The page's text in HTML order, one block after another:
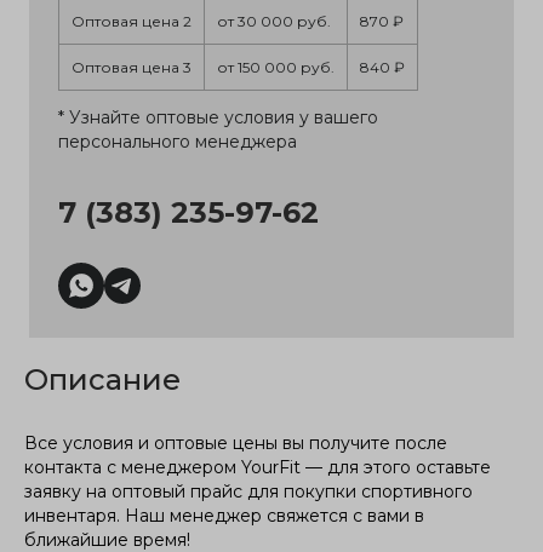
Оптовая цена 2 от 30 000 руб. 870 ₽
Оптовая цена 3 от 150 000 руб. 840 ₽
* Узнайте оптовые условия у вашего
персонального менеджера
7 (383) 235-97-62
Описание
Все условия и оптовые цены вы получите после
контакта с менеджером YourFit — для этого оставьте
заявку на оптовый прайс для покупки спортивного
инвентаря. Наш менеджер свяжется с вами в
ближайшие время!